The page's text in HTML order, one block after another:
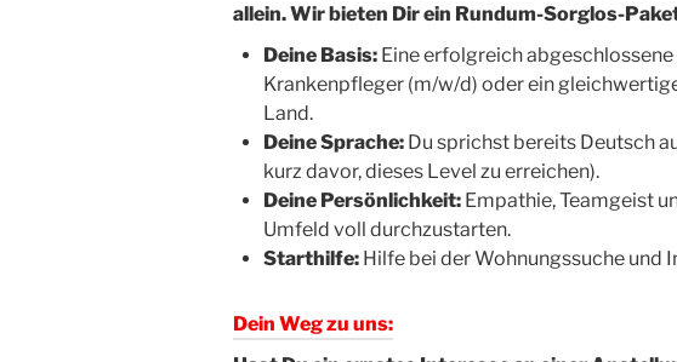
allein. Wir bieten Dir ein Rundum-Sorglos-
Deine Basis: Eine erfolgreich
Krankenpfleger (m/w/d) oder ein
Land.
Deine Sprache: Du sprichst bereits Deutsch
kurz davor, dieses Level zu erreichen).
Deine Persönlichkeit: Empathie, Teamgeist
Umfeld voll durchzustarten.
Starthilfe: Hilfe bei der Wohnungssuche und
Dein Weg zu uns: